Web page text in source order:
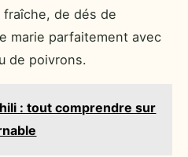
de dés de
marie parfaitement avec
de poivrons.
: tout comprendre sur